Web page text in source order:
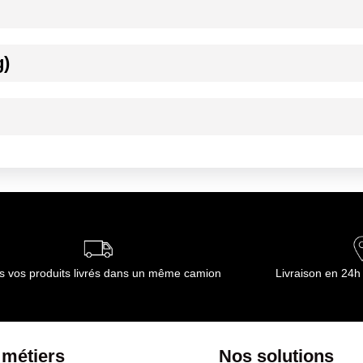
et plantes aromatiques (dont MOUTARDE), ail, sirop de glucose,
de Transgourmet Opérations
vos produits livrés dans un même camion Livraison en
Nos solutions